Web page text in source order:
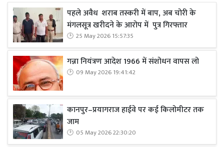
पहले अवैध शराब तस्करी में बाप, अब चोरी के
मंगलसूत्र खरीदने के आरोप में पुत्र गिरफ्तार
25 May 2026 15:57:35
गन्ना नियंत्रण आदेश 1966 में संशोधन वापस लो
09 May 2026 19:41:42
कानपुर–प्रयागराज हाईवे पर कई किलोमीटर तक
जाम
05 May 2026 22:30:20